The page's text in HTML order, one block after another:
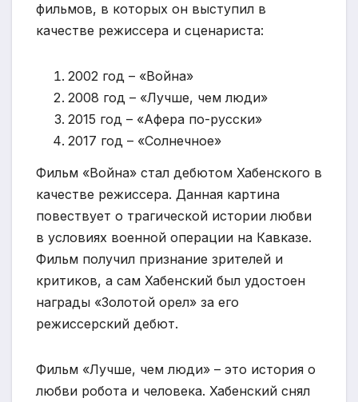
фильмов, в которых он выступил в
качестве режиссера и сценариста:
2002 год – «Война»
2008 год – «Лучше, чем люди»
2015 год – «Афера по-русски»
2017 год – «Солнечное»
Фильм «Война» стал дебютом Хабенского в
качестве режиссера. Данная картина
повествует о трагической истории любви
в условиях военной операции на Кавказе.
Фильм получил признание зрителей и
критиков, а сам Хабенский был удостоен
награды «Золотой орел» за его
режиссерский дебют.
Фильм «Лучше, чем люди» – это история о
любви робота и человека. Хабенский снял